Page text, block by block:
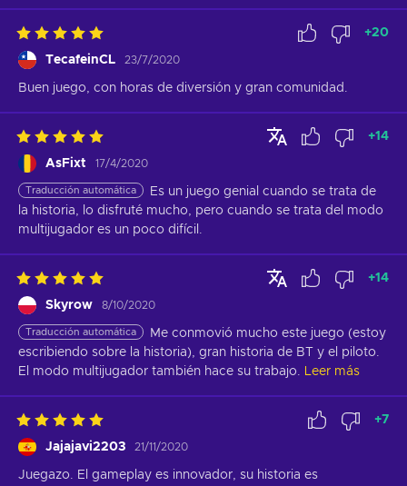
TecafeinCL 23/7/2020
+20
Buen juego, con horas de diversión y gran comunidad.
AsFixt 17/4/2020
+14
Traducción automática
Es un juego genial cuando se trata de
la historia, lo disfruté mucho, pero cuando se trata del modo
multijugador es un poco difícil.
Skyrow 8/10/2020
+14
Traducción automática
Me conmovió mucho este juego (estoy
escribiendo sobre la historia), gran historia de BT y el piloto.
El modo multijugador también hace su trabajo.
Leer más
Jajajavi2203 21/11/2020
+7
Juegazo. El gameplay es innovador, su historia es